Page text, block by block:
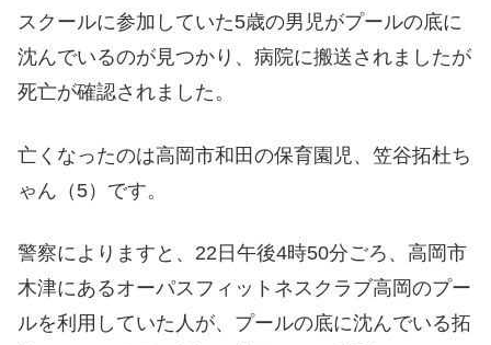
スクールに参加していた5歳の男児がプールの底に
沈んでいるのが見つかり、病院に搬送されましたが
死亡が確認されました。
亡くなったのは高岡市和田の保育園児、笠谷拓杜ち
ゃん（5）です。
警察によりますと、22日午後4時50分ごろ、高岡市
木津にあるオーパスフィットネスクラブ高岡のプー
ルを利用していた人が、プールの底に沈んでいる拓